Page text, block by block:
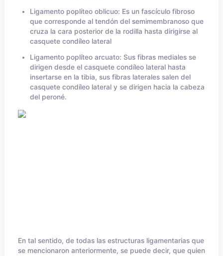
Ligamento poplíteo oblicuo: Es un fascículo fibroso
que corresponde al tendón del semimembranoso que
cruza la cara posterior de la rodilla hasta dirigirse al
casquete condíleo lateral
Ligamento poplíteo arcuato: Sus fibras mediales se
dirigen desde el casquete condíleo lateral hasta
insertarse en la tibia, sus fibras laterales salen del
casquete condíleo lateral y se dirigen hacia la cabeza
del peroné.
En tal sentido, de todas las estructuras ligamentarias que
se mencionaron anteriormente, se puede decir, que quien